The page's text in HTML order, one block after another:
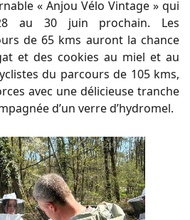
« Anjou Vélo Vintage » qui
au 30 juin prochain. Les
de 65 kms auront la chance
et des cookies au miel et au
du parcours de 105 kms,
avec une délicieuse tranche
d’un verre d’hydromel.